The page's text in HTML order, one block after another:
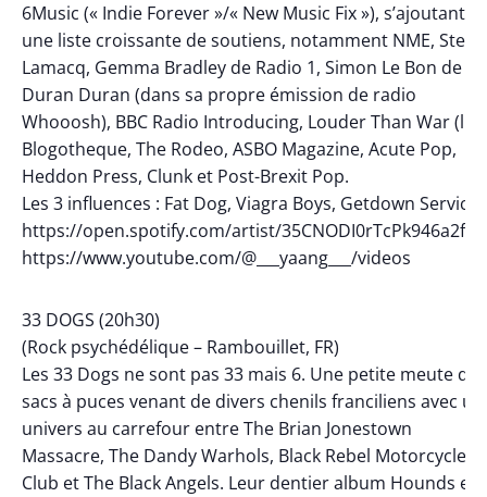
6Music (« Indie Forever »/« New Music Fix »), s’ajoutant à
une liste croissante de soutiens, notamment NME, Steve
Lamacq, Gemma Bradley de Radio 1, Simon Le Bon de
Duran Duran (dans sa propre émission de radio
Whooosh), BBC Radio Introducing, Louder Than War
Blogotheque, The Rodeo, ASBO Magazine, Acute Pop,
Heddon Press, Clunk et Post-Brexit Pop.
Les 3 influences : Fat Dog, Viagra Boys, Getdown Services
https://open.spotify.com/artist/
https://www.youtube.com/@___yaang___/videos
33 DOGS (20h30)
(Rock psychédélique – Rambouillet, FR)
Les 33 Dogs ne sont pas 33 mais 6. Une petite meute de
sacs à puces venant de divers chenils franciliens avec un
univers au carrefour entre The Brian Jonestown
Massacre, The Dandy Warhols, Black Rebel Motorcycle
Club et The Black Angels. Leur dentier album Hounds est